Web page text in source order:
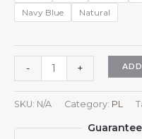
Navy Blue
Natural
-
z
daszkiem
Syria
dla
+
SKU: N/A Category: PL